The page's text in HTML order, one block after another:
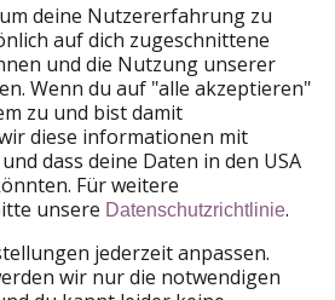
der HolidayPirates Group
HolidayPirates
WakacyjniPiraci
Ferienpiraten
ViajerosPiratas
deine Nutzererfahrung zu
auf dich zugeschnittene
und die Nutzung unserer
Wenn du auf "alle akzeptieren"
zu und bist damit
diese informationen mit
dass deine Daten in den USA
Für weitere
unsere Datenschutzrichtlinie.
jederzeit anpassen.
wir nur die notwendigen